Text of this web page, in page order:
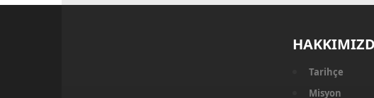
Tarihçe
Misyon